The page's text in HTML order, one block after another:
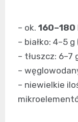
– ok. 160–180
– białko: 4–5
– tłuszcz: 6–7
–
– niewielkie